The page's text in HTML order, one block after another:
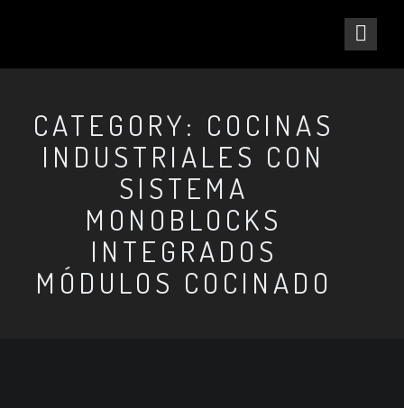
CATEGORY: COCINAS
INDUSTRIALES CON
SISTEMA
MONOBLOCKS
INTEGRADOS
MÓDULOS COCINADO